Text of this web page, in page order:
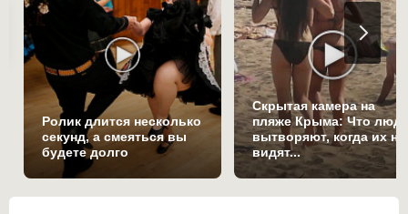
Ролик длится несколько
секунд, а смеяться вы
будете долго
Скрытая камера на
пляже Крыма: Что
вытворяют, когда их не
видят...